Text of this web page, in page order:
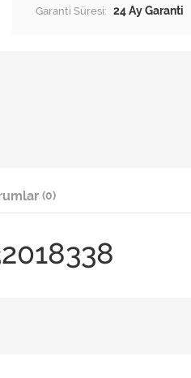
Garanti Süresi: 24 Ay Garanti
(0)